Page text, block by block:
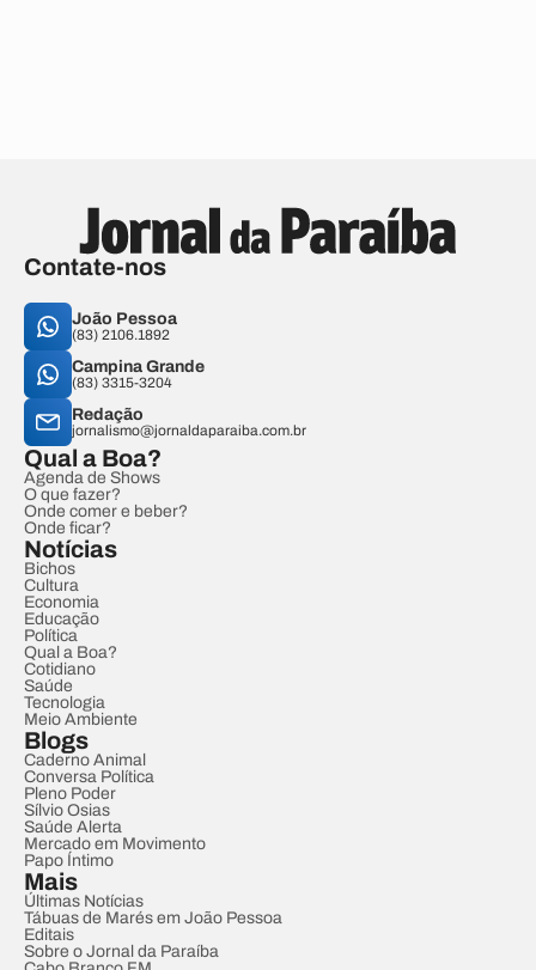
Contate-nos
João Pessoa
(83) 2106.1892
Campina Grande
(83) 3315-3204
Redação
jornalismo@jornaldaparaiba.com.br
Qual a Boa?
Agenda de Shows
O que fazer?
Onde comer e beber?
Onde ficar?
Notícias
Bichos
Cultura
Economia
Educação
Política
Qual a Boa?
Cotidiano
Saúde
Tecnologia
Meio Ambiente
Blogs
Caderno Animal
Conversa Política
Pleno Poder
Sílvio Osias
Saúde Alerta
Mercado em Movimento
Papo Íntimo
Mais
Últimas Notícias
Tábuas de Marés em João Pessoa
Editais
Sobre o Jornal da Paraíba